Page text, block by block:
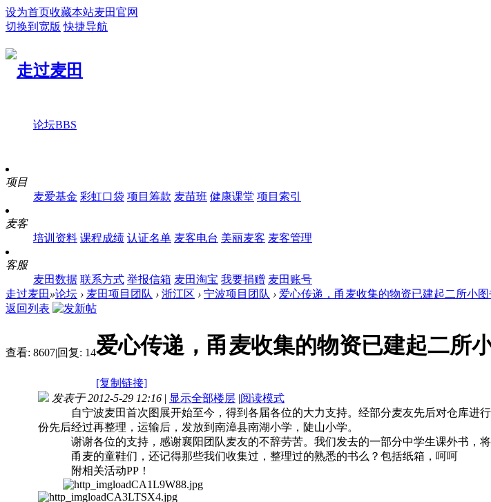
设为首页收藏本站麦田官网
切换到宽版 快捷导航
论坛BBS
项目
麦爱基金 彩虹口袋 项目筹款 麦苗班 健康课堂 项目索引
麦客
培训资料 课程成绩 认证名单 麦客电台 美丽麦客 麦客管理
客服
麦田数据 联系方式 举报信箱 麦田淘宝 我要捐赠 麦田账号
走过麦田 »论坛 › 麦田项目团队 › 浙江区 › 宁波项目团队 › 爱心传递，甬麦收集的物资已建起二所小
返回列表
查看: 8607|回复: 14爱心传递，甬麦收集的物资已建起二
[复制链接]
发表于 2012-5-29 12:16 | 显示全部楼层 |阅读模式
自宁波麦田首次图展开始至今，得到各届各位的大力支持。经部分麦友先后对仓库进行
份先后经过再整理，运输后，发放到南漳县南湖小学，陡山小学。
谢谢各位的支持，感谢襄阳团队麦友的不辞劳苦。我们发去的一部分中学生课外书，将
甬麦的童鞋们，还记得那些我们收集过，整理过的熟悉的书么？包括纸箱，呵呵
附相关活动PP！